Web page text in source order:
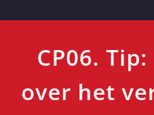
CP06.
over het